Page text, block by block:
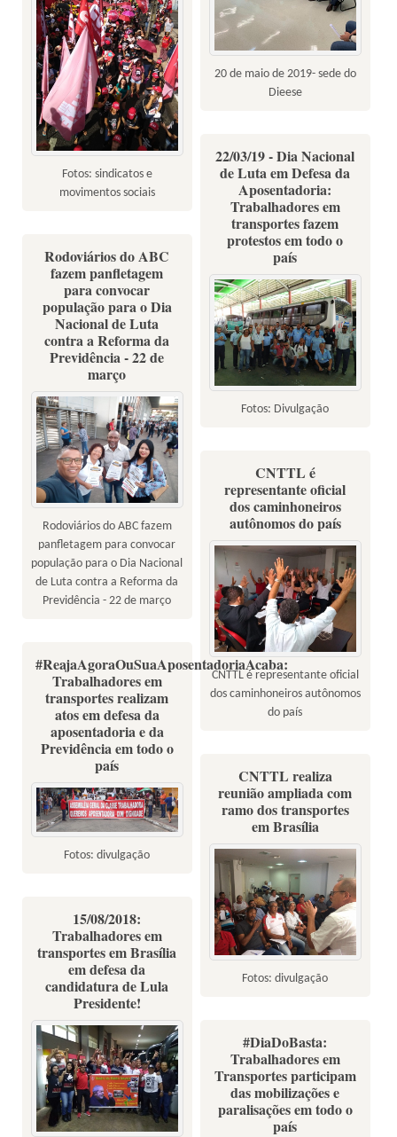
20 de maio de 2019- sede do
Dieese
Fotos: sindicatos e
movimentos sociais
22/03/19 - Dia Nacional
de Luta em Defesa da
Aposentadoria:
Trabalhadores em
transportes fazem
protestos em todo o
país
Fotos: Divulgação
Rodoviários do ABC
fazem panfletagem
para convocar
população para o Dia
Nacional de Luta
contra a Reforma da
Previdência - 22 de
março
Rodoviários do ABC fazem
panfletagem para convocar
população para o Dia Nacional
de Luta contra a Reforma da
Previdência - 22 de março
CNTTL é
representante oficial
dos caminhoneiros
autônomos do país
CNTTL é representante oficial
dos caminhoneiros autônomos
do país
#ReajaAgoraOuSuaAposentadoriaAcaba:
Trabalhadores em
transportes realizam
atos em defesa da
aposentadoria e da
Previdência em todo o
país
Fotos: divulgação
CNTTL realiza
reunião ampliada com
ramo dos transportes
em Brasília
Fotos: divulgação
15/08/2018:
Trabalhadores em
transportes em Brasília
em defesa da
candidatura de Lula
Presidente!
#DiaDoBasta:
Trabalhadores em
Transportes participam
das mobilizações e
paralisações em todo o
país